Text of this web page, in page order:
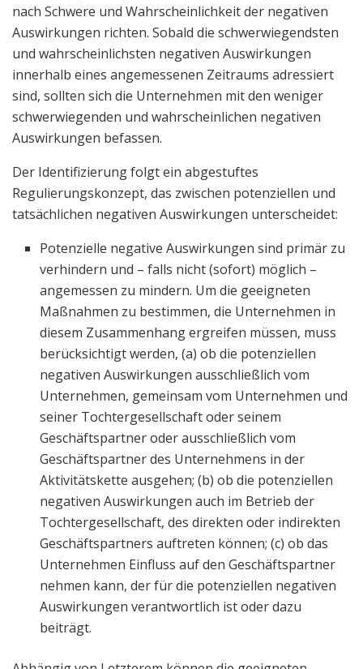
nach Schwere und Wahrscheinlichkeit der negativen
Auswirkungen richten. Sobald die schwerwiegendsten
und wahrscheinlichsten negativen Auswirkungen
innerhalb eines angemessenen Zeitraums adressiert
sind, sollten sich die Unternehmen mit den weniger
schwerwiegenden und wahrscheinlichen negativen
Auswirkungen befassen.
Der Identifizierung folgt ein abgestuftes
Regulierungskonzept, das zwischen potenziellen und
tatsächlichen negativen Auswirkungen unterscheidet:
Potenzielle negative Auswirkungen sind primär zu
verhindern und – falls nicht (sofort) möglich –
angemessen zu mindern. Um die geeigneten
Maßnahmen zu bestimmen, die Unternehmen in
diesem Zusammenhang ergreifen müssen, muss
berücksichtigt werden, (a) ob die potenziellen
negativen Auswirkungen ausschließlich vom
Unternehmen, gemeinsam vom Unternehmen und
seiner Tochtergesellschaft oder seinem
Geschäftspartner oder ausschließlich vom
Geschäftspartner des Unternehmens in der
Aktivitätskette ausgehen; (b) ob die potenziellen
negativen Auswirkungen auch im Betrieb der
Tochtergesellschaft, des direkten oder indirekten
Geschäftspartners auftreten können; (c) ob das
Unternehmen Einfluss auf den Geschäftspartner
nehmen kann, der für die potenziellen negativen
Auswirkungen verantwortlich ist oder dazu
beiträgt.